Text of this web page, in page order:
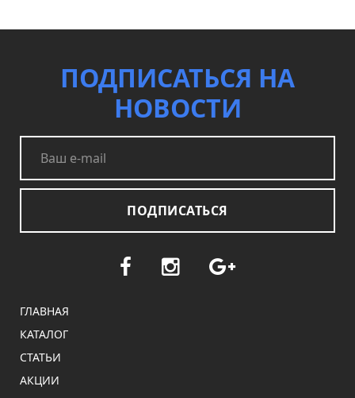
ПОДПИСАТЬСЯ НА
НОВОСТИ
ПОДПИСАТЬСЯ
ГЛАВНАЯ
КАТАЛОГ
СТАТЬИ
АКЦИИ